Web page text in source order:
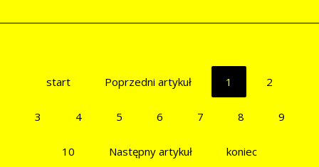
start Poprzedni artykuł 1 2
3 4 5 6 7 8 9
10 Następny artykuł koniec